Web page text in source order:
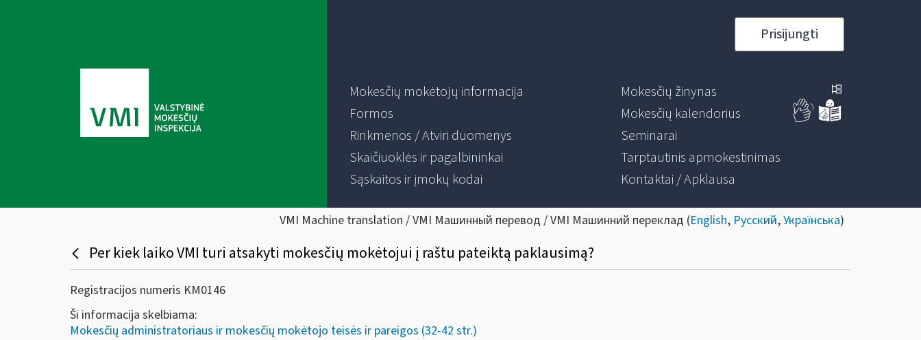
Prisijungti
Mokesčių mokėtojų informacija
Formos
Rinkmenos / Atviri duomenys
Skaičiuoklės ir pagalbininkai
Sąskaitos ir įmokų kodai
Mokesčių žinynas
Mokesčių kalendorius
Seminarai
Tarptautinis apmokestinimas
Kontaktai / Apklausa
VMI Machine translation / VMI Машинный перевод / VMI Машинний переклад (English, Русский,Українська)
Per kiek laiko VMI turi atsakyti mokesčių mokėtojui į raštu pateiktą paklausimą?
Registracijos numeris KM0146
Ši informacija skelbiama:
Mokesčių administratoriaus ir mokesčių mokėtojo teisės ir pareigos (32-42 str.)